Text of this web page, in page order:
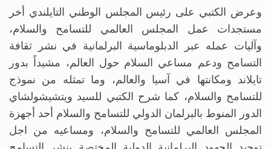
وعرض الكتبي على رئيس المجلس الوطني التايلندي أخر
مستجدات عمل المجلس العالمي للتسامح والسلام،
وآليات عمله عبر الدبلوماسية البرلمانية في نشر ثقافة
التسامح ودعم مساعي السلام حول العالم، مشيداً بدور
تايلاند ومكانتها في آسيا والعالم، وما تمثله من نموذج
للتسامح والسلام، كما شرح الكتبي للسيد ويتشيشولشاي
الدور المنوط بالبرلمان الدولي للتسامح والسلام أحد أجهزة
المجلس العالمي للتسامح والسلام، ومساعيه من اجل